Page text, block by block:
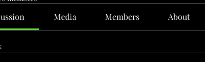
Media Members About